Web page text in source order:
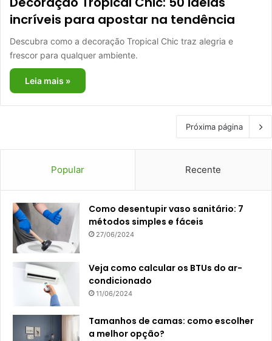
incríveis para apostar na tendência
Descubra como a decoração Tropical Chic traz alegria e
frescor para qualquer ambiente.
Leia mais »
Próxima página
Popular Recente
Como desentupir vaso sanitário: 7
métodos simples e fáceis
27/06/2024
Veja como calcular os BTUs do ar-
condicionado
11/06/2024
Tamanhos de camas: como escolher
a melhor opção?